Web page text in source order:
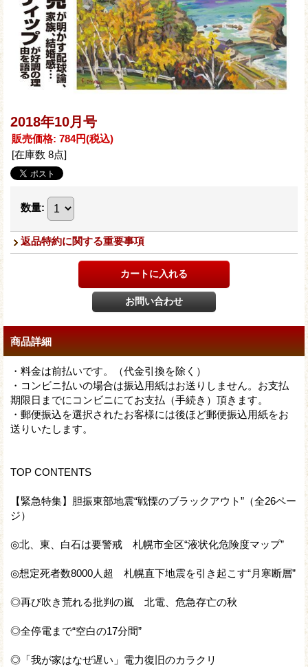
2018年10月号
販売価格: 784円(税込)
[在庫数 8点]
数量:
返品特約に関する重要事項
商品詳細
・料金は前払いです。（代金引換を除く）
・コンビニ払いの場合は振込用紙はお送りしません。お支払
期限日までにコンビニにてお支払（手続き）頂きます。
・郵便振込を選択されたお客様には後ほど郵便振込用紙をお
送りいたします。
TOP CONTENTS
【緊急特集】胆振東部地震“戦慄のブラックアウト”（全26ペー
ジ）
◎北、東、白石は要警戒 札幌市全区“液状化危険度マップ”
◎想定死者数8000人超 札幌直下地震を引き起こす“月寒断層”
◎再び吹き荒れる批判の嵐 北電、危急存亡の秋
◎全停電まで“空白の17分間”
◎「我が家はなぜ遅い」電力復旧のカラクリ